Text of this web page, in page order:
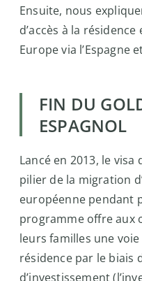
Ensuite, nous
d’accès à la
Europe via l’Espagne
FIN DU
ESPAGNOL
Lancé en 2013, le visa
pilier de la migration
européenne pendant
programme offre aux
leurs familles une
résidence par le biais
d’investissement